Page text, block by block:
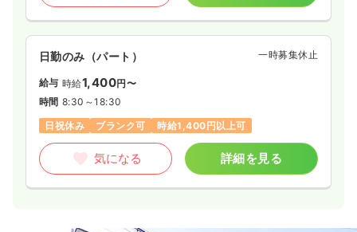
日勤のみ（パート） 一時募集休止
給与 時給1,400円〜
時間 8:30～18:30
日祝休み
ブランク可 時給1,400円以上可
気になる 詳細を見る